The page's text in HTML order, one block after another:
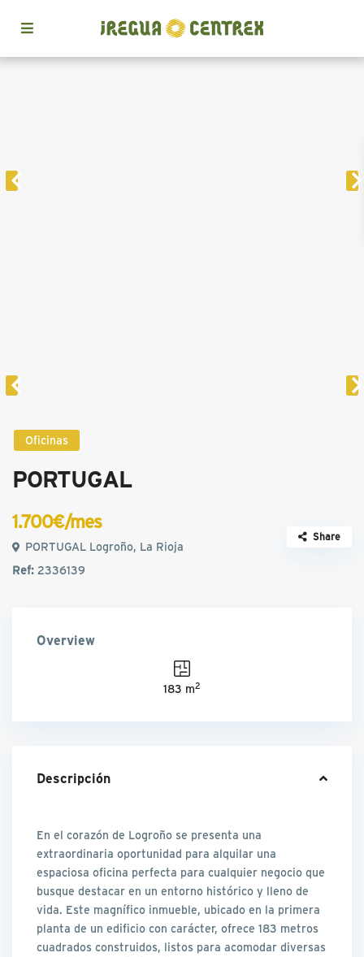
Oficinas
PORTUGAL
1.700€/mes
PORTUGAL Logroño, La Rioja
Ref:2336139
Share
Overview
183 m2
Descripción
En el corazón de Logroño se presenta una
extraordinaria oportunidad para alquilar una
espaciosa oficina perfecta para cualquier negocio que
busque destacar en un entorno histórico y lleno de
vida. Este magnífico inmueble, ubicado en la primera
planta de un edificio con carácter, ofrece 183 metros
cuadrados construidos, listos para acomodar diversas